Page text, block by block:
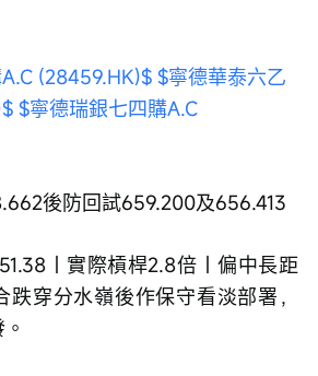
(28459.HK)$ $寧德華泰六乙
$寧德瑞銀七四購A.C
後防回試659.200及656.413
｜實際槓桿2.8倍｜偏中長距
穿分水嶺後作保守看淡部署，